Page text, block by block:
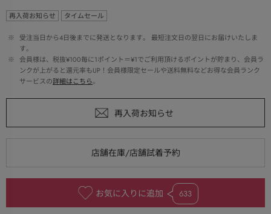
再入荷お知らせ タイムセール
※
受注当日から4日後までに発送となります。 最短注文日の翌日にお届けいたしま
す。
※
会員様は、税抜¥100毎に1ポイント＝¥1でご利用頂けるポイントが貯まり、会員ラ
ンクが上がると還元率もUP！会員様限定セールや送料無料などお得な会員ランク
サービスの詳細はこちら。
お気に入りに追加 633